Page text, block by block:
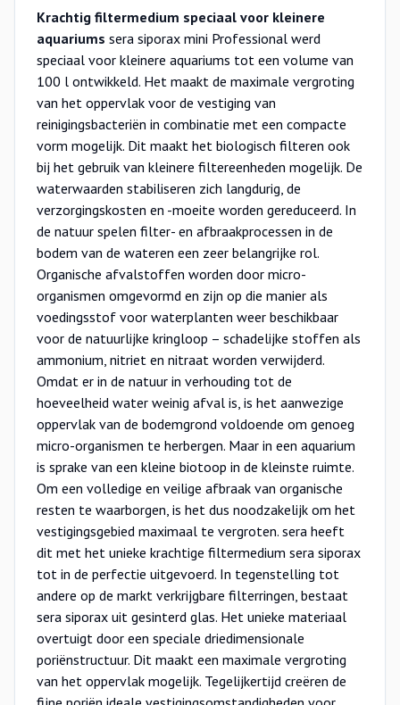
Krachtig filtermedium speciaal voor kleinere
aquariums sera siporax mini Professional werd
speciaal voor kleinere aquariums tot een volume van
100 l ontwikkeld. Het maakt de maximale vergroting
van het oppervlak voor de vestiging van
reinigingsbacteriën in combinatie met een compacte
vorm mogelijk. Dit maakt het biologisch filteren ook
bij het gebruik van kleinere filtereenheden mogelijk. De
waterwaarden stabiliseren zich langdurig, de
verzorgingskosten en -moeite worden gereduceerd. In
de natuur spelen filter- en afbraakprocessen in de
bodem van de wateren een zeer belangrijke rol.
Organische afvalstoffen worden door micro-
organismen omgevormd en zijn op die manier als
voedingsstof voor waterplanten weer beschikbaar
voor de natuurlijke kringloop – schadelijke stoffen als
ammonium, nitriet en nitraat worden verwijderd.
Omdat er in de natuur in verhouding tot de
hoeveelheid water weinig afval is, is het aanwezige
oppervlak van de bodemgrond voldoende om genoeg
micro-organismen te herbergen. Maar in een aquarium
is sprake van een kleine biotoop in de kleinste ruimte.
Om een volledige en veilige afbraak van organische
resten te waarborgen, is het dus noodzakelijk om het
vestigingsgebied maximaal te vergroten. sera heeft
dit met het unieke krachtige filtermedium sera siporax
tot in de perfectie uitgevoerd. In tegenstelling tot
andere op de markt verkrijgbare filterringen, bestaat
sera siporax uit gesinterd glas. Het unieke materiaal
overtuigt door een speciale driedimensionale
poriënstructuur. Dit maakt een maximale vergroting
van het oppervlak mogelijk. Tegelijkertijd creëren de